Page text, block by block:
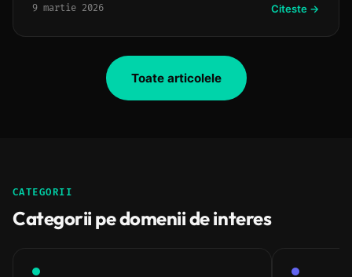
video.
9 martie 2026 Citeste →
Toate articolele
CATEGORII
Categorii pe domenii de interes